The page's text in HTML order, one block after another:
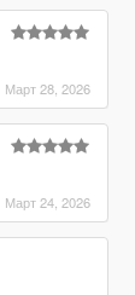
Март 28, 2026
Март 24, 2026